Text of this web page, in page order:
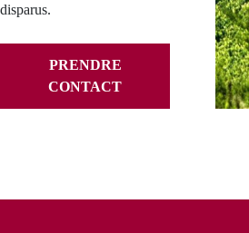
disparus.
PRENDRE
CONTACT